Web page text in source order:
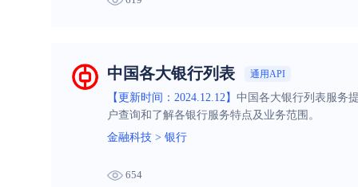
中国各大银行列表 通用API
【更新时间：2024.12.12】 中国各大银行列表服务
户查询和了解各银行服务特点及业务范围。
金融科技 > 银行
654